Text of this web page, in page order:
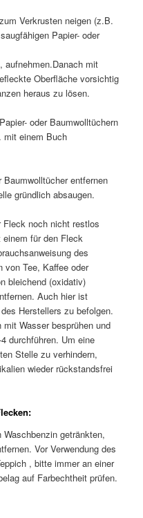
Verkrusten neigen (z.B.
Papier- oder
aufnehmen.Danach mit
Oberfläche vorsichtig
heraus zu lösen.
oder Baumwolltüchern
mit einem Buch
entfernen
gründlich absaugen.
Fleck noch nicht restlos
einem für den Fleck
des
von Tee, Kaffee oder
bleichend (oxidativ)
Auch hier ist
Herstellers zu befolgen.
Wasser besprühen und
durchführen. Um eine
Stelle zu verhindern,
wieder rückstandsfrei
getränkten,
Vor Verwendung des
, bitte immer an einer
auf Farbechtheit prüfen.